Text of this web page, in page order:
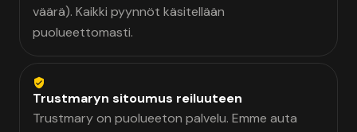
väärä). Kaikki pyynnöt käsitellään
puolueettomasti.
Trustmaryn sitoumus reiluuteen
Trustmary on puolueeton palvelu. Emme auta